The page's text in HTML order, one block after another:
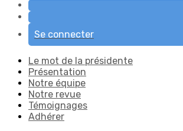
Se connecter
Le mot de la présidente
Présentation
Notre équipe
Notre revue
Témoignages
Adhérer